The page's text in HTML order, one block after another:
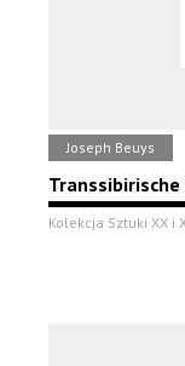
Joseph Beuys
Kolekcja Sztuki XX i